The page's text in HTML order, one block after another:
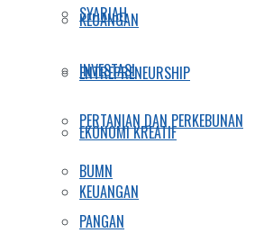
KEUANGAN
INVESTASI
PERTANIAN DAN PERKEBUNAN
BUMN
PANGAN
SYARIAH
ENTREPRENEURSHIP
EKONOMI KREATIF
KEUANGAN